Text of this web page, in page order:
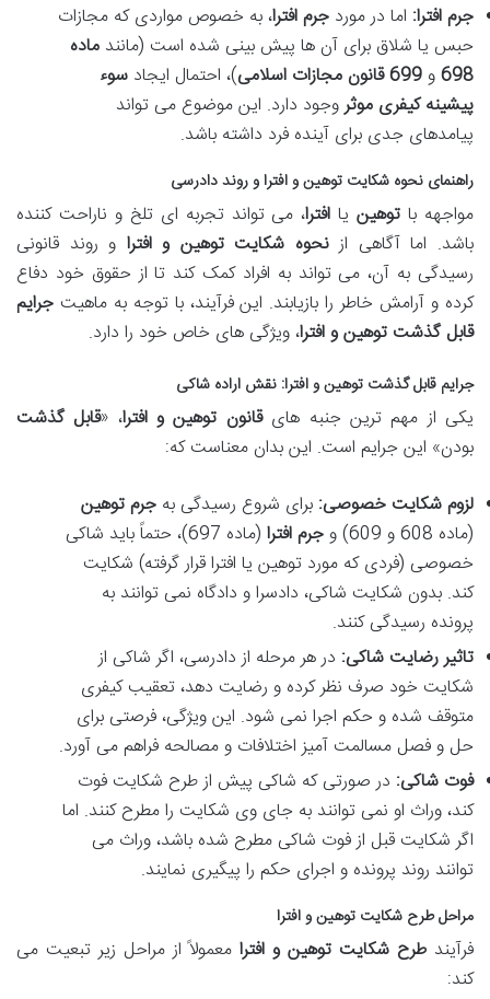
جرم افترا: اما در مورد جرم افترا، به خصوص مواردی که مجازات
حبس یا شلاق برای آن ها پیش بینی شده است (مانند ماده
698و699قانون مجازات اسلامی)، احتمال ایجاد سوء
پیشینه کیفری موثروجود دارد. این موضوع می تواند
پیامدهای جدی برای آینده فرد داشته باشد.
راهنمای نحوه شکایت توهین و افتراو روند دادرسی
مواجهه با توهینیا افترا، می تواند تجربه ای تلخ و ناراحت کننده
باشد. اما آگاهی ازنحوه شکایت توهین و افترا و روند قانونی
رسیدگی به آن، می تواند به افراد کمک کند تا از حقوق خود دفاع
کرده و آرامش خاطر را بازیابند. این فرآیند، با توجه به ماهیت جرایم
قابل گذشت توهین و افترا، ویژگی های خاص خود را دارد.
جرایم قابل گذشت توهین و افترا: نقش اراده شاکی
یکی از مهم ترین جنبه هایقانون توهین و افترا، «قابل گذشت
بودن» این جرایم است. این بدان معناست که:
لزوم شکایت خصوصی: برای شروع رسیدگی به جرم توهین
(ماده 608 و 609) و
جرم افترا
(ماده 697)، حتماً باید شاکی
خصوصی (فردی که مورد توهین یا افترا قرار گرفته) شکایت
کند. بدون شکایت شاکی، دادسرا و دادگاه نمی توانند به
پرونده رسیدگی کنند.
تاثیر رضایت شاکی: در هر مرحله از دادرسی، اگر شاکی از
شکایت خود صرف نظر کرده و رضایت دهد، تعقیب کیفری
متوقف شده و حکم اجرا نمی شود. این ویژگی، فرصتی برای
حل و فصل مسالمت آمیز اختلافات و مصالحه فراهم می آورد.
فوت شاکی: در صورتی که شاکی پیش از طرح شکایت فوت
کند، وراث او نمی توانند به جای وی شکایت را مطرح کنند. اما
اگر شکایت قبل از فوت شاکی مطرح شده باشد، وراث می
توانند روند پرونده و اجرای حکم را پیگیری نمایند.
مراحلطرح شکایت توهین و افترا
فرآیند طرح شکایت توهین و افترا معمولاً از مراحل زیر تبعیت می
کند: